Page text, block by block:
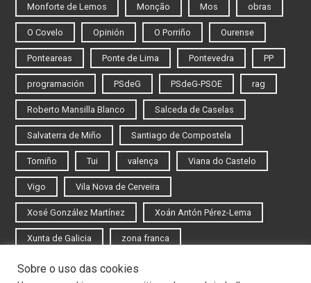
Monforte de Lemos Monção Mos obras
O Covelo Opinión O Porriño Ourense
Ponteareas Ponte de Lima Pontevedra PP
programación PSdeG PSdeG-PSOE rag
Roberto Mansilla Blanco Salceda de Caselas
Salvaterra de Miño Santiago de Compostela
Tomiño Tui valença Viana do Castelo
Vigo Vila Nova de Cerveira
Xosé González Martínez Xoán Antón Pérez-Lema
Xunta de Galicia zona franca
Sobre o uso das cookies